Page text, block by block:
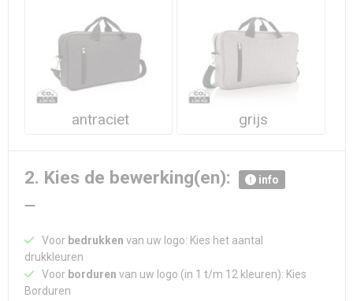
Accessoires voor Headwear
antraciet grijs
2. Kies de bewerking(en): info
Voor bedrukken van uw logo: Kies het aantal
drukkleuren
Voor borduren van uw logo (in 1 t/m 12 kleuren): Kies
Borduren